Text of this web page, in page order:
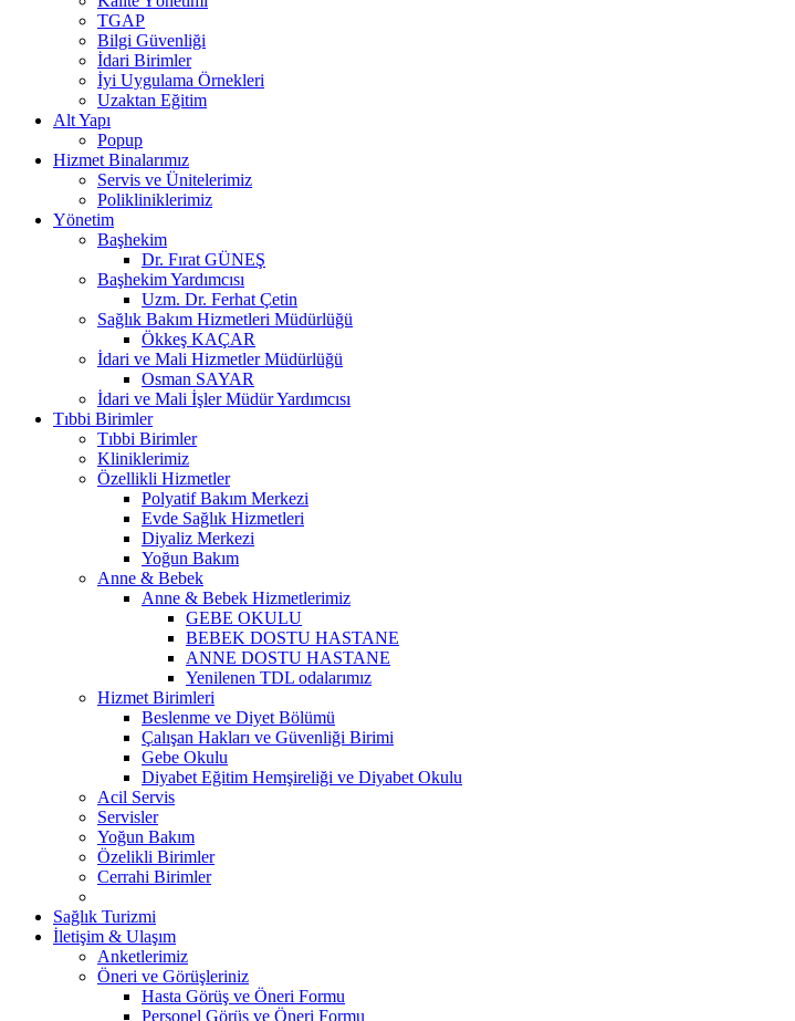
TGAP
Bilgi Güvenliği
İdari Birimler
İyi Uygulama Örnekleri
Uzaktan Eğitim
Alt Yapı
Popup
Hizmet Binalarımız
Servis ve Ünitelerimiz
Polikliniklerimiz
Yönetim
Başhekim
Dr. Fırat GÜNEŞ
Başhekim Yardımcısı
Uzm. Dr. Ferhat Çetin
Sağlık Bakım Hizmetleri Müdürlüğü
Ökkeş KAÇAR
İdari ve Mali Hizmetler Müdürlüğü
Osman SAYAR
İdari ve Mali İşler Müdür Yardımcısı
Tıbbi Birimler
Tıbbi Birimler
Kliniklerimiz
Özellikli Hizmetler
Polyatif Bakım Merkezi
Evde Sağlık Hizmetleri
Diyaliz Merkezi
Yoğun Bakım
Anne & Bebek
Anne & Bebek Hizmetlerimiz
GEBE OKULU
BEBEK DOSTU HASTANE
ANNE DOSTU HASTANE
Yenilenen TDL odalarımız
Hizmet Birimleri
Beslenme ve Diyet Bölümü
Çalışan Hakları ve Güvenliği Birimi
Gebe Okulu
Diyabet Eğitim Hemşireliği ve Diyabet Okulu
Acil Servis
Servisler
Yoğun Bakım
Özelikli Birimler
Cerrahi Birimler
Sağlık Turizmi
İletişim & Ulaşım
Anketlerimiz
Öneri ve Görüşleriniz
Hasta Görüş ve Öneri Formu
Personel Görüş ve Öneri Formu